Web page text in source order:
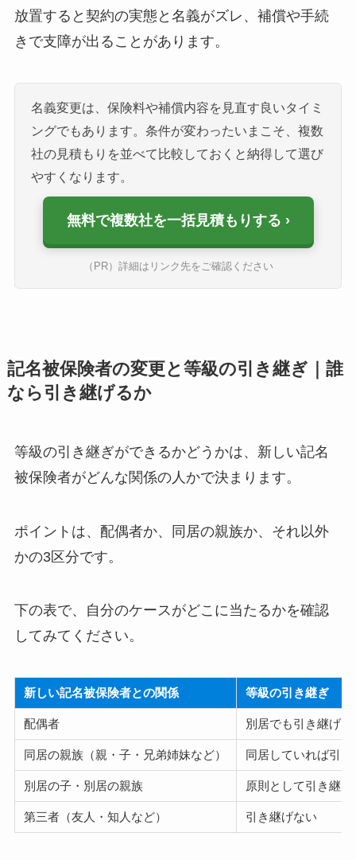
放置すると契約の実態と名義がズレ、補償や手続
きで支障が出ることがあります。
名義変更は、保険料や補償内容を見直す良いタイミ
ングでもあります。条件が変わったいまこそ、複数
社の見積もりを並べて比較しておくと納得して選び
やすくなります。
無料で複数社を一括見積もりする
（PR）詳細はリンク先をご確認ください
記名被保険者の変更と等級の引き継ぎ｜誰
なら引き継げるか
等級の引き継ぎができるかどうかは、新しい記名
被保険者がどんな関係の人かで決まります。
ポイントは、配偶者か、同居の親族か、それ以外
かの3区分です。
下の表で、自分のケースがどこに当たるかを確認
してみてください。
新しい記名被保険者との関係 等級の引き継ぎ
配偶者 別居でも引き継げ
同居の親族（親・子・兄弟姉妹など） 同居していれば引
別居の子・別居の親族 原則として引き継げ
第三者（友人・知人など） 引き継げない